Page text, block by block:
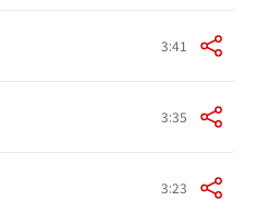
3:41
3:35
3:23